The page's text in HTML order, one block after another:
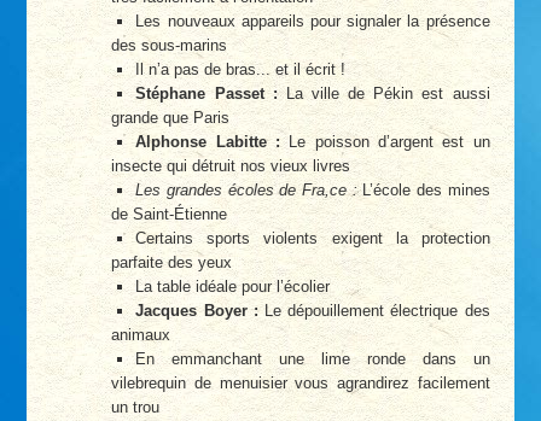
Les nouveaux appareils pour signaler la présence
des sous-marins
Il n’a pas de bras... et il écrit !
Stéphane Passet :La ville de Pékin est aussi
grande que Paris
Alphonse Labitte :Le poisson d’argent est un
insecte qui détruit nos vieux livres
Les grandes écoles de Fra,ce :L’école des mines
de Saint-Étienne
Certains sports violents exigent la protection
parfaite des yeux
La table idéale pour l’écolier
Jacques Boyer :Le dépouillement électrique des
animaux
En emmanchant une lime ronde dans un
vilebrequin de menuisier vous agrandirez facilement
un trou